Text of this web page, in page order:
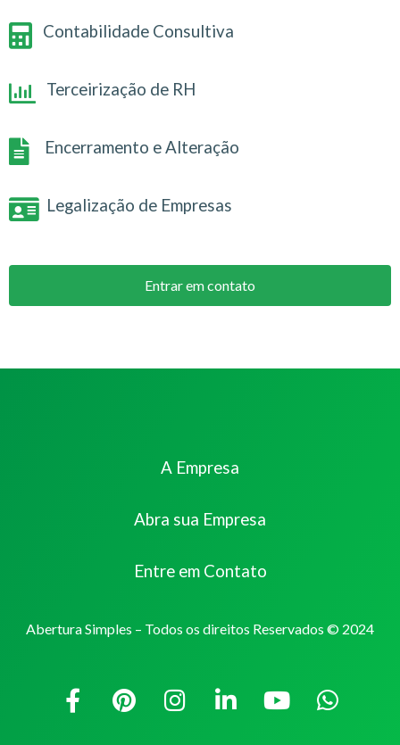
Contabilidade Consultiva
Terceirização de RH
Encerramento e Alteração
Legalização de Empresas
Entrar em contato
A Empresa
Abra sua Empresa
Entre em Contato
Abertura Simples – Todos os direitos Reservados © 2024